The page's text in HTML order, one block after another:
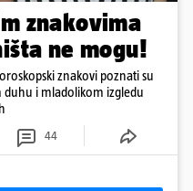
znakovima
ne mogu!
znakovi poznati su
duhu i mladolikom izgledu
44